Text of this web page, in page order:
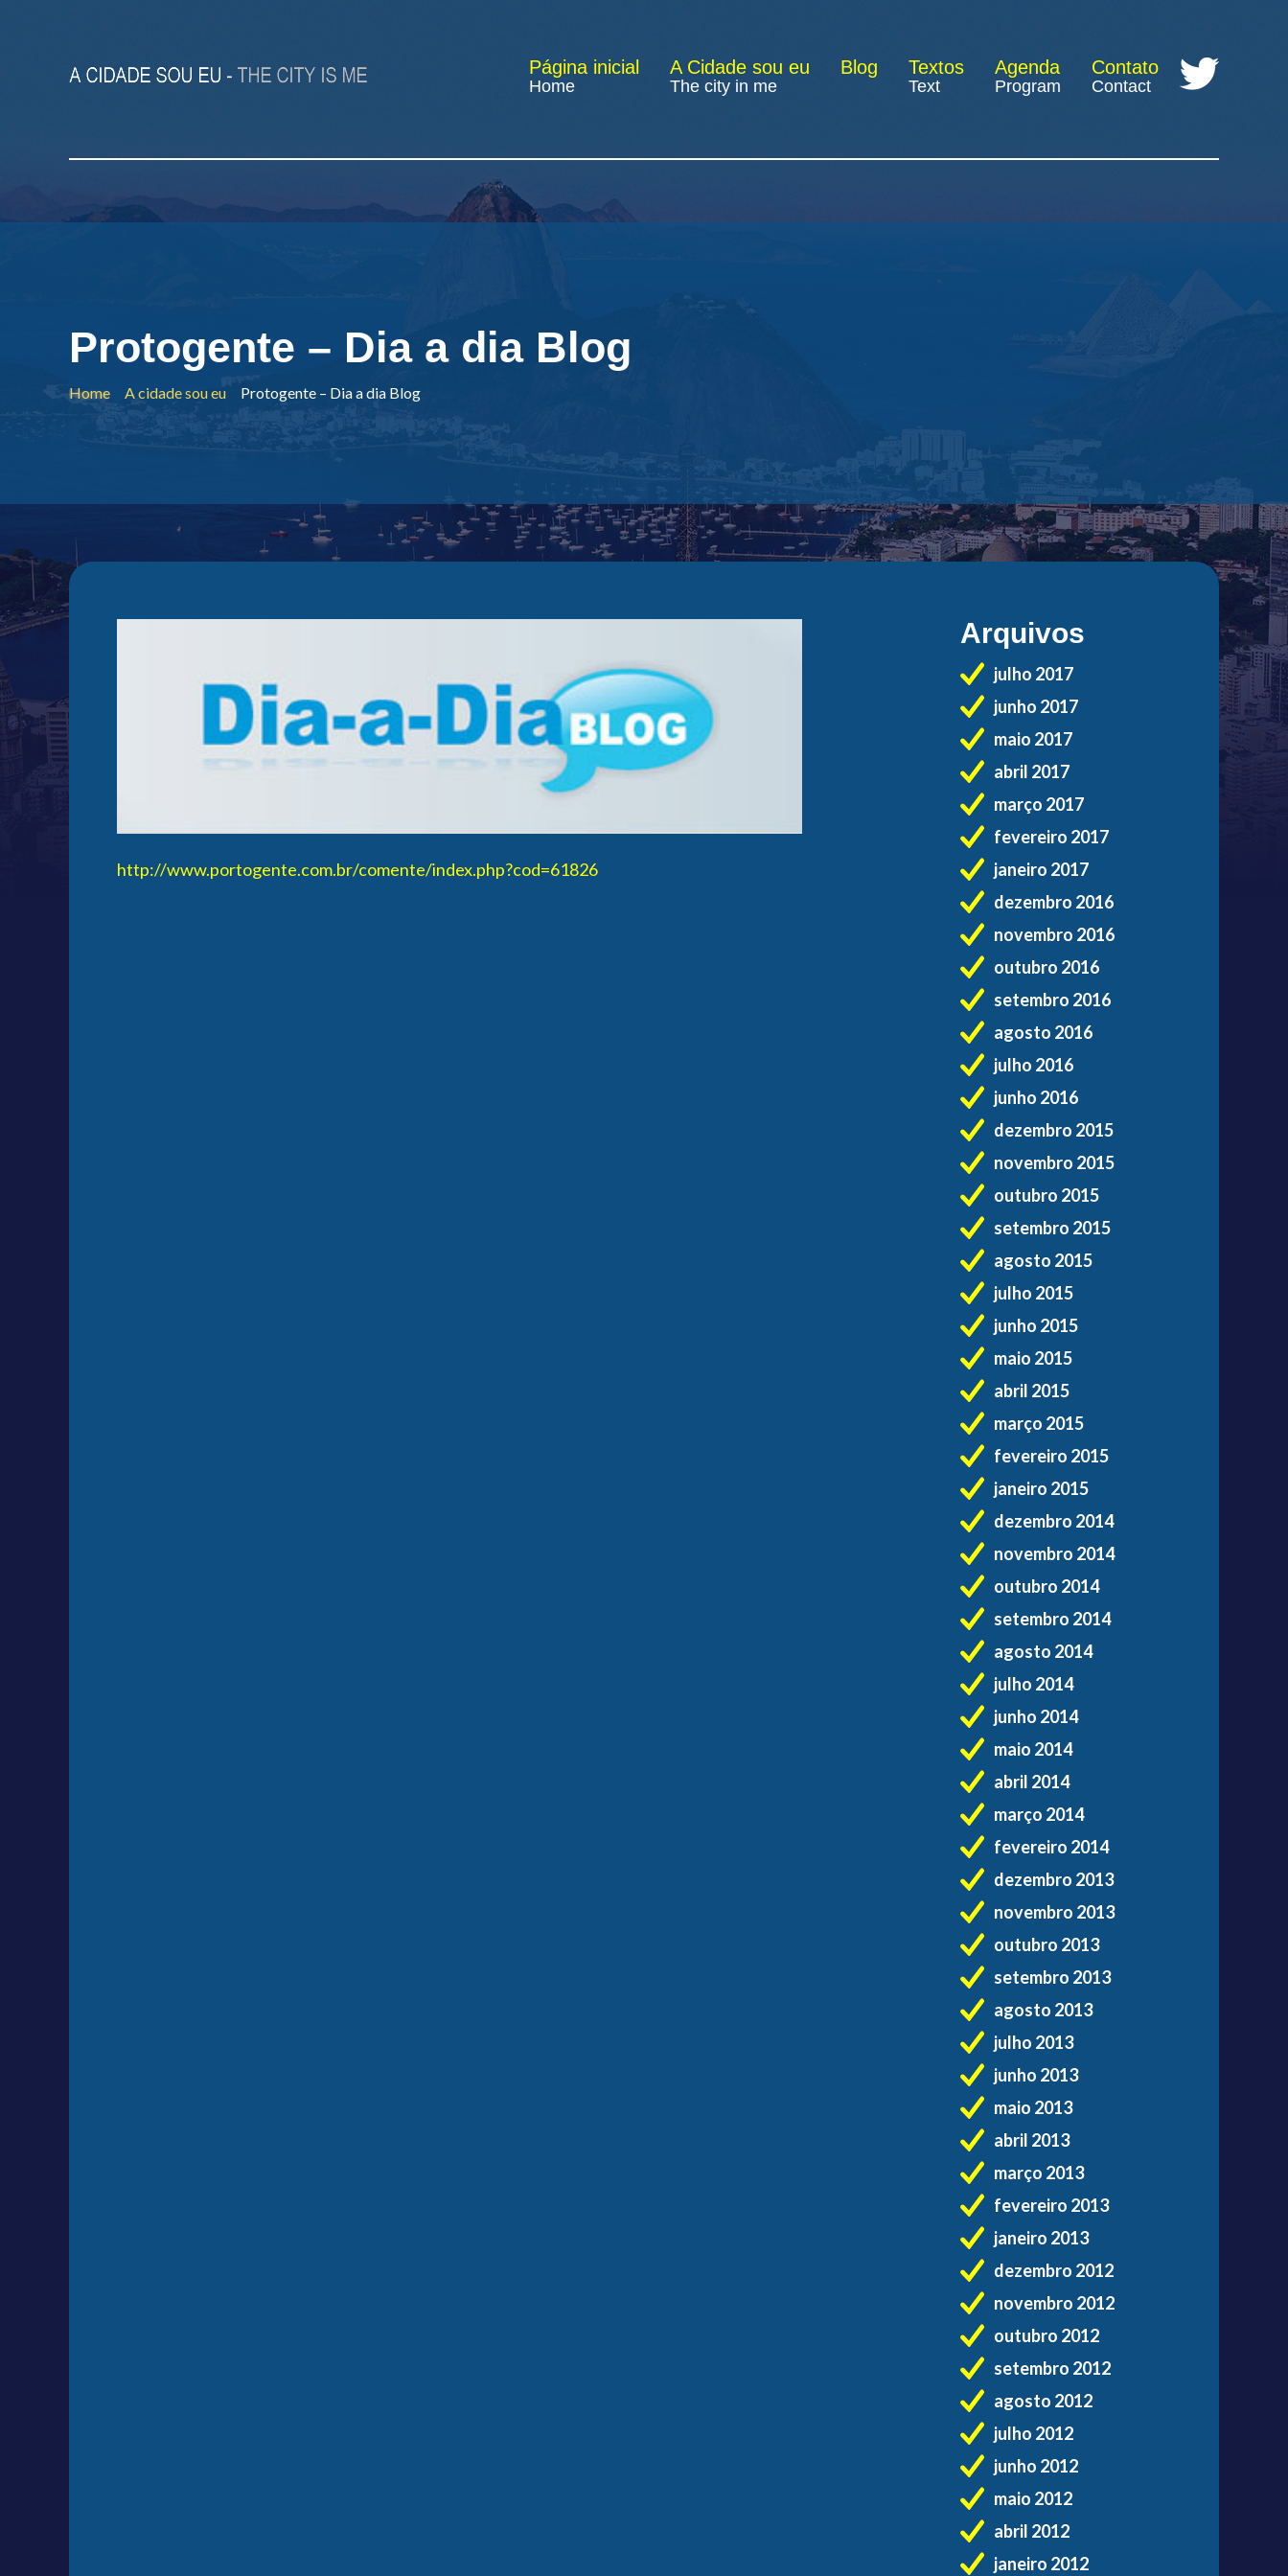
Página inicial
Home
A Cidade sou eu
The city in me
Blog Textos
Text
Agenda
Program
Contato
Contact
Protogente – Dia a dia Blog
Home A cidade sou eu Protogente – Dia a dia Blog
http://www.portogente.com.br/comente/index.php?cod=61826
Arquivos
julho 2017
junho 2017
maio 2017
abril 2017
março 2017
fevereiro 2017
janeiro 2017
dezembro 2016
novembro 2016
outubro 2016
setembro 2016
agosto 2016
julho 2016
junho 2016
dezembro 2015
novembro 2015
outubro 2015
setembro 2015
agosto 2015
julho 2015
junho 2015
maio 2015
abril 2015
março 2015
fevereiro 2015
janeiro 2015
dezembro 2014
novembro 2014
outubro 2014
setembro 2014
agosto 2014
julho 2014
junho 2014
maio 2014
abril 2014
março 2014
fevereiro 2014
dezembro 2013
novembro 2013
outubro 2013
setembro 2013
agosto 2013
julho 2013
junho 2013
maio 2013
abril 2013
março 2013
fevereiro 2013
janeiro 2013
dezembro 2012
novembro 2012
outubro 2012
setembro 2012
agosto 2012
julho 2012
junho 2012
maio 2012
abril 2012
janeiro 2012